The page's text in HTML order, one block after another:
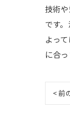
技術
です
よっ
に合
< 前